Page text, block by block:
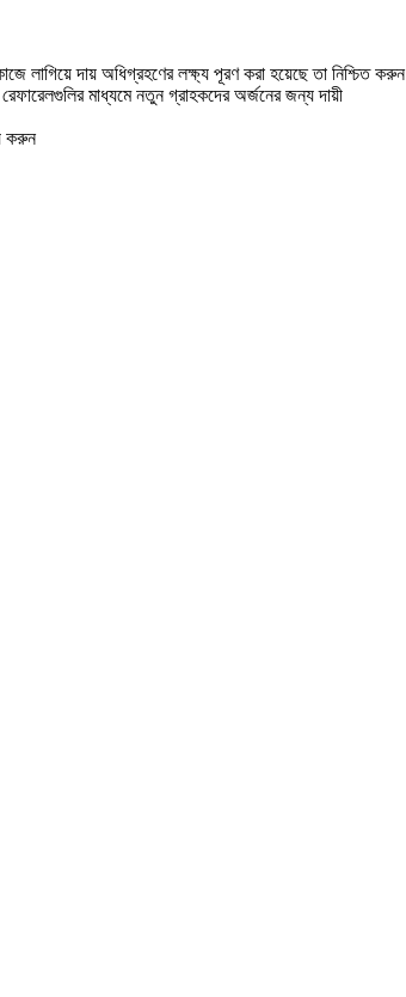
লাগিয়ে দায় অধিগ্রহণের লক্ষ্য পূরণ করা হয়েছে তা নিশ্চিত করুন
মাধ্যমে নতুন গ্রাহকদের অর্জনের জন্য দায়ী
করুন